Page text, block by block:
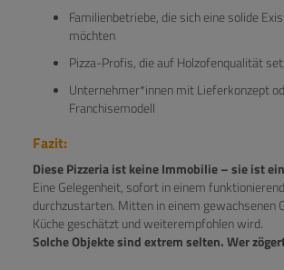
Familienbetriebe, die sich eine solide
möchten
Pizza-Profis, die auf Holzofenqualität
Unternehmer*innen mit Lieferkonzept
Franchisemodell
Fazit:
Diese Pizzeria ist keine Immobilie – sie ist
Eine Gelegenheit, sofort in einem
durchzustarten. Mitten in einem gewachsenen
Küche geschätzt und weiterempfohlen wird.
Solche Objekte sind extrem selten. Wer